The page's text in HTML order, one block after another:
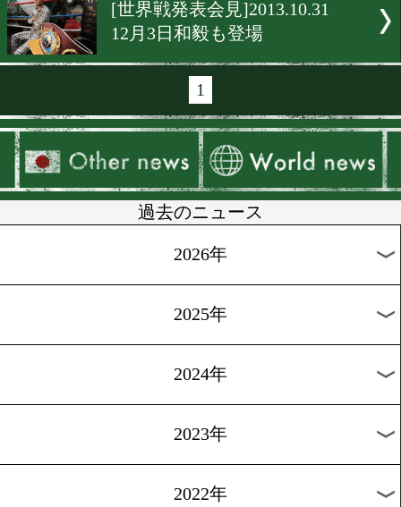
[動画・世界戦発表
ホールを埋めるUカード
[動画・W世界戦発表
お待たせしました
[世界戦発表]2014.2.5
新天地から始動
[世界戦発表会見]2013.11.20
大晦日は一翔
[世界戦発表会見]2013.10.31
12月3日和毅も登場